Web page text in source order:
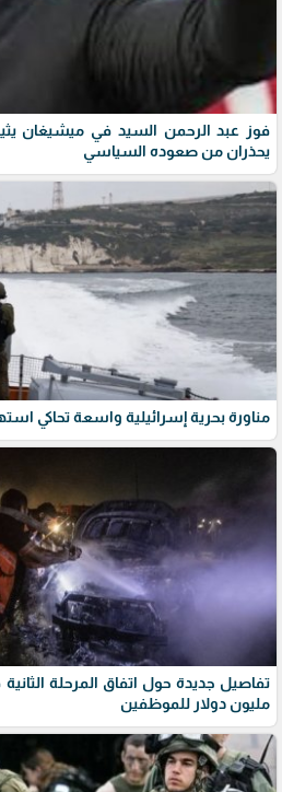
فوز عبد الرحمن السيد في ميشيغان
يحذران من صعوده السياسي
مناورة بحرية إسرائيلية واسعة تحاكي
مليون دولار للموظفين